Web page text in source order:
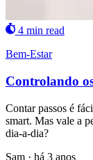
4 min read
Bem-Estar
Controlando
Contar passos é
smart. Mas vale a
dia-a-dia?
Sam · há 3 anos